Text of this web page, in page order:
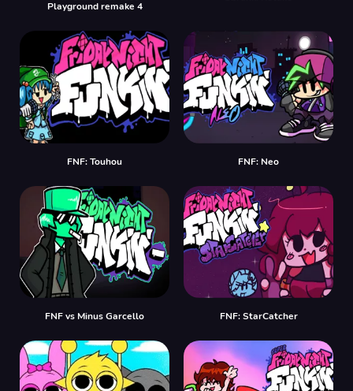
Playground remake 4
FNF: Touhou FNF: Neo
FNF vs Minus Garcello FNF: StarCatcher